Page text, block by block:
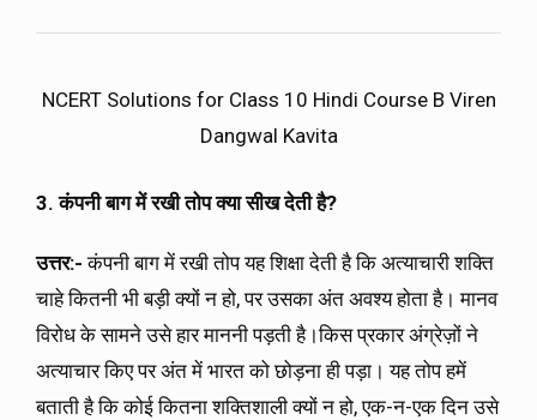
NCERT Solutions for Class 10 Hindi Course B Viren
Dangwal Kavita
3. कंपनी बाग में रखी तोप क्या सीख देती है?
उत्तर:-कंपनी बाग में रखी तोप यह शिक्षा देती है कि अत्याचारी शक्ति
चाहे कितनी भी बड़ी क्यों न हो, पर उसका अंत अवश्य होता है। मानव
विरोध के सामने उसे हार माननी पड़ती है।किस प्रकार अंग्रेज़ों ने
अत्याचार किए पर अंत में भारत को छोड़ना ही पड़ा। यह तोप हमें
बताती है कि कोई कितना शक्तिशाली क्यों न हो, एक-न-एक दिन उसे